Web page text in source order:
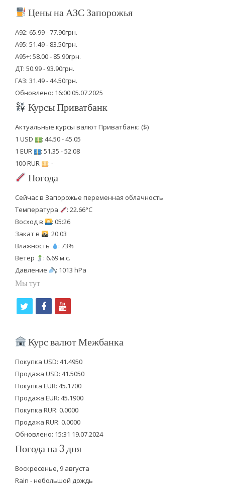
Цены на АЗС Запорожья
А92: 65.99 - 77.90грн.
А95: 51.49 - 83.50грн.
А95+: 58.00 - 85.90грн.
ДТ: 50.99 - 93.90грн.
ГАЗ: 31.49 - 44.50грн.
Обновлено: 16:00 05.07.2025
Курсы Приватбанк
Актуальные курсы валют Приватбанк: ($)
1 USD
: 44.50 - 45.05
1 EUR
: 51.35 - 52.08
100 RUR
: -
Погода
Сейчас в Запорожье переменная облачность
Температура
: 22.66°C
Восход в
: 05:26
Закат в
: 20:03
Влажность
: 73%
Ветер
: 6.69 м.с.
Давление
: 1013 hPa
Мы тут
i
t
e
r
f
c
b
o
o
k
y
u
u
b
e
Курс валют Межбанка
Покупка USD: 41.4950
Продажа USD: 41.5050
Покупка EUR: 45.1700
Продажа EUR: 45.1900
Покупка RUR: 0.0000
Продажа RUR: 0.0000
Обновлено: 15:31 19.07.2024
Погода на 3 дня
Воскресенье, 9 августа
Rain - небольшой дождь